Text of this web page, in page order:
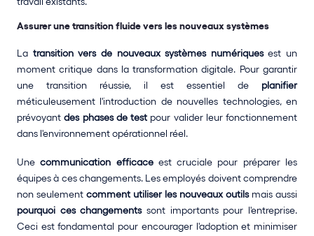
Assurer une transition fluide vers les nouveaux systèmes
La transition vers de nouveaux systèmes numériques est un
moment critique dans la transformation digitale. Pour garantir
une transition réussie, il est essentiel de planifier
méticuleusement l'introduction de nouvelles technologies, en
prévoyant des phases de test pour valider leur fonctionnement
dans l'environnement opérationnel réel.
Une communication efficace est cruciale pour préparer les
équipes à ces changements. Les employés doivent comprendre
non seulement comment utiliser les nouveaux outils
pourquoi ces changements sont importants pour l'entreprise.
Ceci est fondamental pour encourager l'adoption et minimiser